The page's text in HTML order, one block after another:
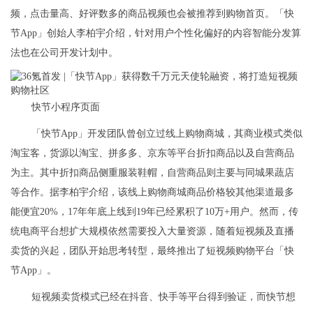
频，点击量高、好评数多的商品视频也会被推荐到购物首页。「快
节App」创始人李柏宇介绍，针对用户个性化偏好的内容智能分发算
法也在公司开发计划中。
快节小程序页面
「快节App」开发团队曾创立过线上购物商城，其商业模式类似
淘宝客，货源以淘宝、拼多多、京东等平台折扣商品以及自营商品
为主。其中折扣商品侧重服装鞋帽，自营商品则主要与同城果蔬店
等合作。据李柏宇介绍，该线上购物商城商品价格较其他渠道最多
能便宜20%，17年年底上线到19年已经累积了10万+用户。然而，传
统电商平台想扩大规模依然需要投入大量资源，随着短视频及直播
卖货的兴起，团队开始思考转型，最终推出了短视频购物平台「快
节App」。
短视频卖货模式已经在抖音、快手等平台得到验证，而快节想